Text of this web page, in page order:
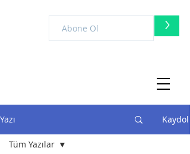
>
Yazı Kaydol
Tüm Yazılar